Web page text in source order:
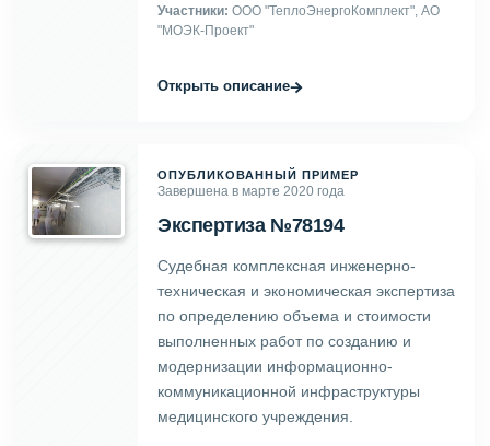
Участники: ООО "ТеплоЭнергоКомплект", АО
"МОЭК-Проект"
Открыть описание→
ОПУБЛИКОВАННЫЙ ПРИМЕР
Завершена в марте 2020 года
Экспертиза №78194
Судебная комплексная инженерно-
техническая и экономическая экспертиза
по определению объема и стоимости
выполненных работ по созданию и
модернизации информационно-
коммуникационной инфраструктуры
медицинского учреждения.